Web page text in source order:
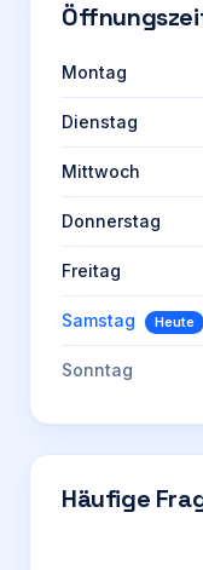
Montag
Dienstag
Mittwoch
Donnerstag
Freitag
Samstag Heute
Sonntag
Häufige